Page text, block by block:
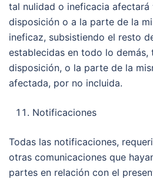
tal nulidad o ineficacia afectará
disposición o a la parte de la
ineficaz, subsistiendo el resto
establecidas en todo lo demás,
disposición, o la parte de la
afectada, por no incluida.
Notificaciones
Todas las notificaciones,
otras comunicaciones que
partes en relación con el